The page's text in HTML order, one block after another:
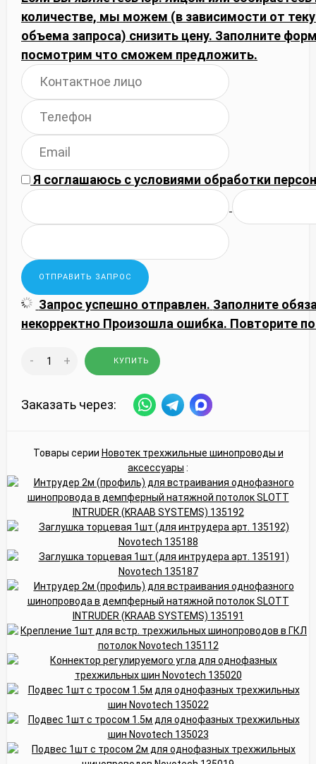
количестве, мы можем (в зависимости от
объема запроса) снизить цену. Заполните
посмотрим что сможем предложить.
Я соглашаюсь сусловиями обработки
Запрос успешно отправлен. Заполните
некорректно Произошла ошибка. Повторите
- + КУПИТЬ
Заказать через:
Товары серии Новотек трехжильные шинопроводы и
аксессуары :